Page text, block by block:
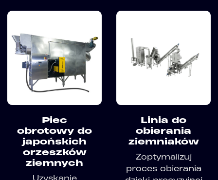
Piec
obrotowy do
japońskich
orzeszków
ziemnych
Uzyskanie
Linia do
obierania
ziemniaków
Zoptymalizuj
proces obierania